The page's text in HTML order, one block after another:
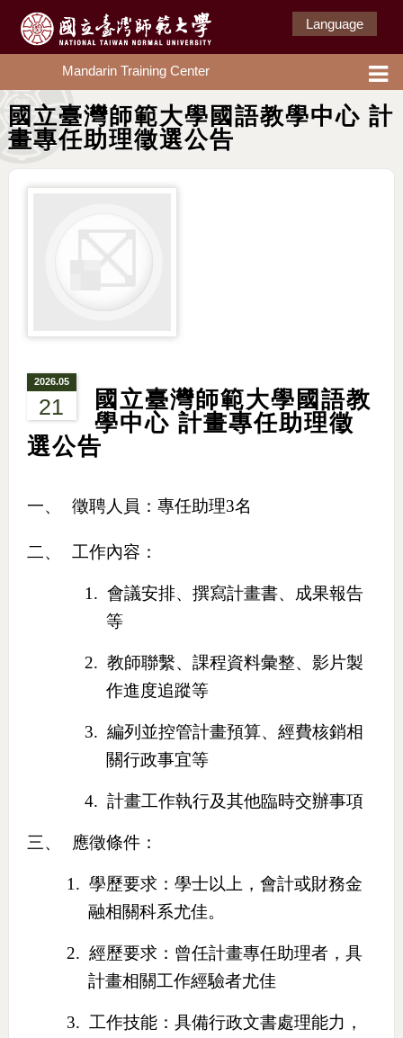
Language
Mandarin Training Center
國立臺灣師範大學國語教學中心 計
畫專任助理徵選公告
2026.05
21
國立臺灣師範大學國語教
學中心 計畫專任助理徵
選公告
一、 徵聘人員：專任助理3名
二、 工作內容：
1. 會議安排、撰寫計畫書、成果報告
等
2. 教師聯繫、課程資料彙整、影片製
作進度追蹤等
3. 編列並控管計畫預算、經費核銷相
關行政事宜等
4. 計畫工作執行及其他臨時交辦事項
三、 應徵條件：
1. 學歷要求：學士以上，會計或財務金
融相關科系尤佳。
2. 經歷要求：曾任計畫專任助理者，具
計畫相關工作經驗者尤佳
3. 工作技能：具備行政文書處理能力，